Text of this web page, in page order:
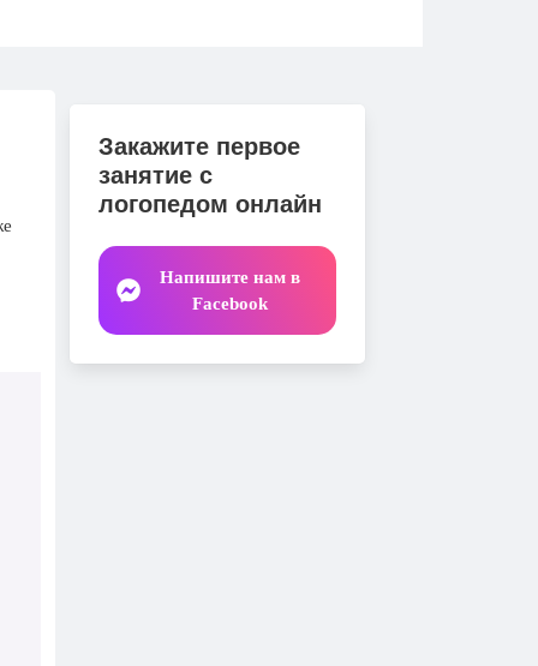
Закажите первое
занятие с
логопедом онлайн
Напишите нам в
Facebook